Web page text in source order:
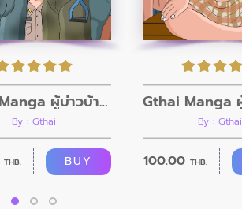
Gthai Manga ผู้บ่าวบ้านนา ตอนที่ 9 กรรมกรก่อสร้าง
By : Gthai
THB. BUY
By : Gthai
100.00 THB.